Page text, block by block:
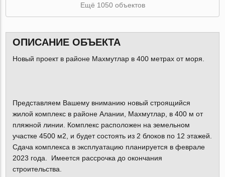
Ещё 1050 объектов
ОПИСАНИЕ ОБЪЕКТА
Новый проект в районе Махмутлар в 400 метрах от моря.
Представляем Вашему вниманию новый строящийся
жилой комплекс в районе Алании, Махмутлар, в 400 м от
пляжной линии. Комплекс расположен на земельном
участке 4500 м2, и будет состоять из 2 блоков по 12 этажей.
Сдача комплекса в эксплуатацию планируется в феврале
2023 года. Имеется рассрочка до окончания
строительства.